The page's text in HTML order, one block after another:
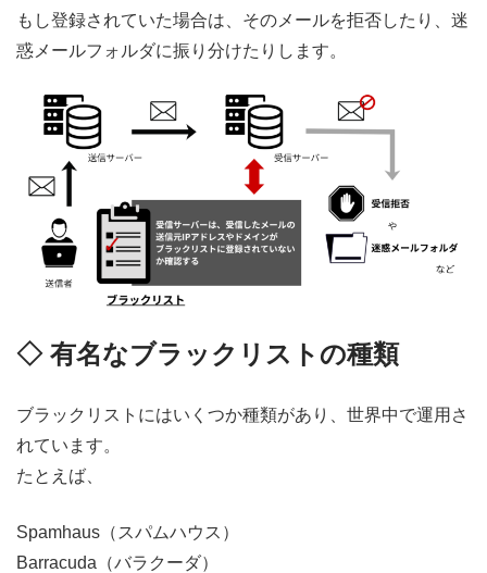
もし登録されていた場合は、そのメールを拒否したり、迷
惑メールフォルダに振り分けたりします。
◇ 有名なブラックリストの種類
ブラックリストにはいくつか種類があり、世界中で運用さ
れています。
たとえば、
Spamhaus（スパムハウス）
Barracuda（バラクーダ）